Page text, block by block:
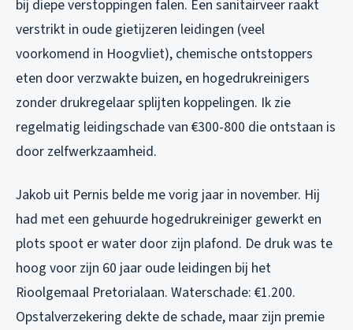
bij diepe verstoppingen falen. Een sanitairveer raakt
verstrikt in oude gietijzeren leidingen (veel
voorkomend in Hoogvliet), chemische ontstoppers
eten door verzwakte buizen, en hogedrukreinigers
zonder drukregelaar splijten koppelingen. Ik zie
regelmatig leidingschade van €300-800 die ontstaan is
door zelfwerkzaamheid.
Jakob uit Pernis belde me vorig jaar in november. Hij
had met een gehuurde hogedrukreiniger gewerkt en
plots spoot er water door zijn plafond. De druk was te
hoog voor zijn 60 jaar oude leidingen bij het
Rioolgemaal Pretorialaan. Waterschade: €1.200.
Opstalverzekering dekte de schade, maar zijn premie